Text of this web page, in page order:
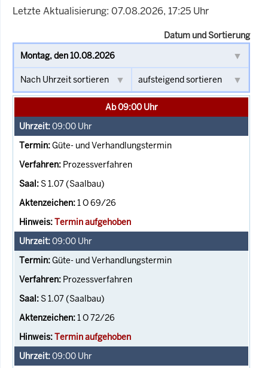
Letzte Aktualisierung: 07.08.2026, 17:25 Uhr
Datum und Sortierung
Ab 09:00 Uhr
09:00 Uhr
Güte- und Verhandlungstermin
Prozessverfahren
S 1.07 (Saalbau)
1 O 69/26
Termin aufgehoben
09:00 Uhr
Güte- und Verhandlungstermin
Prozessverfahren
S 1.07 (Saalbau)
1 O 72/26
Termin aufgehoben
09:00 Uhr